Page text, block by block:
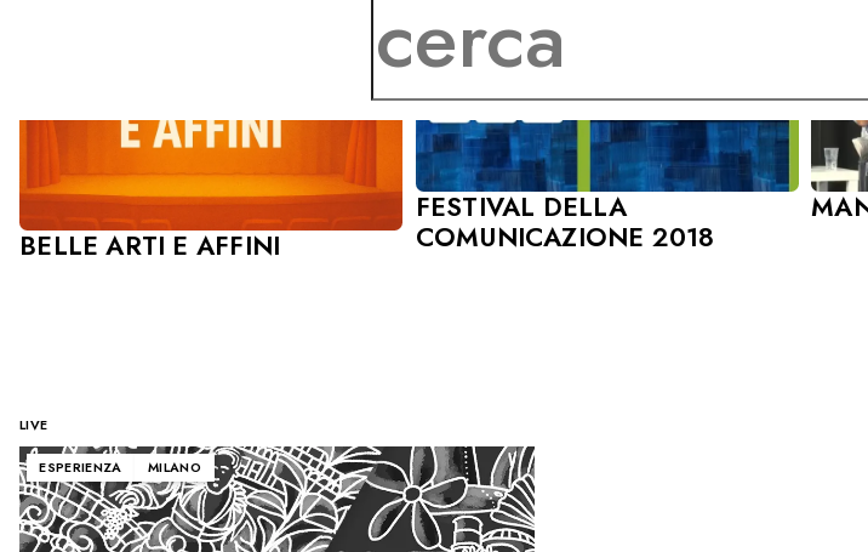
BELLE ARTI E AFFINI
FESTIVAL DELLA
COMUNICAZIONE 2018
LIVE
ESPERIENZA MILANO